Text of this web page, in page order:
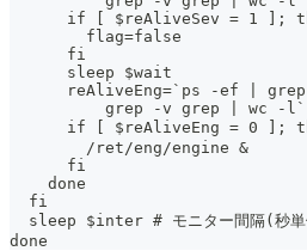
if [ $reAliveSev = 1 ];
        flag=false
      fi
      sleep $wait
reAliveEng=`ps -ef | grep
          grep -v grep | wc -l`
if [ $reAliveEng = 0 ];
        /ret/eng/engine &
      fi
    done
  fi
sleep $inter # モニター間隔(秒単
done